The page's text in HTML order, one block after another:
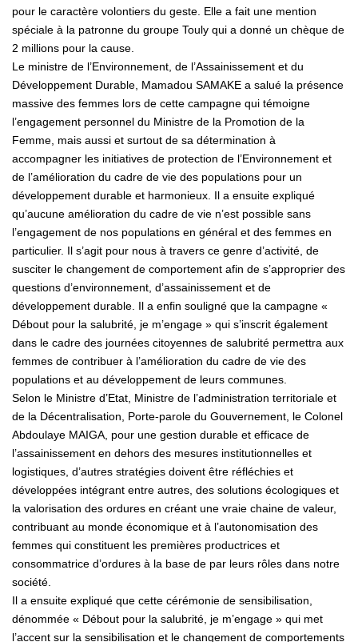
pour le caractère volontiers du geste. Elle a fait une mention
spéciale à la patronne du groupe Touly qui a donné un chèque de
2 millions pour la cause.
Le ministre de l’Environnement, de l’Assainissement et du
Développement Durable, Mamadou SAMAKE a salué la présence
massive des femmes lors de cette campagne qui témoigne
l’engagement personnel du Ministre de la Promotion de la
Femme, mais aussi et surtout de sa détermination à
accompagner les initiatives de protection de l’Environnement et
de l’amélioration du cadre de vie des populations pour un
développement durable et harmonieux. Il a ensuite expliqué
qu’aucune amélioration du cadre de vie n’est possible sans
l’engagement de nos populations en général et des femmes en
particulier. Il s’agit pour nous à travers ce genre d’activité, de
susciter le changement de comportement afin de s’approprier des
questions d’environnement, d’assainissement et de
développement durable. Il a enfin souligné que la campagne «
Débout pour la salubrité, je m’engage » qui s’inscrit également
dans le cadre des journées citoyennes de salubrité permettra aux
femmes de contribuer à l’amélioration du cadre de vie des
populations et au développement de leurs communes.
Selon le Ministre d’Etat, Ministre de l’administration territoriale et
de la Décentralisation, Porte-parole du Gouvernement, le Colonel
Abdoulaye MAIGA, pour une gestion durable et efficace de
l’assainissement en dehors des mesures institutionnelles et
logistiques, d’autres stratégies doivent être réfléchies et
développées intégrant entre autres, des solutions écologiques et
la valorisation des ordures en créant une vraie chaine de valeur,
contribuant au monde économique et à l’autonomisation des
femmes qui constituent les premières productrices et
consommatrice d’ordures à la base de par leurs rôles dans notre
société.
Il a ensuite expliqué que cette cérémonie de sensibilisation,
dénommée « Débout pour la salubrité, je m’engage » qui met
l’accent sur la sensibilisation et le changement de comportements